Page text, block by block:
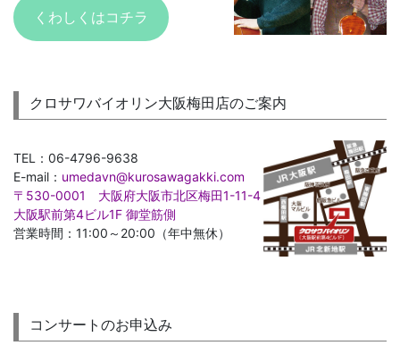
くわしくはコチラ
クロサワバイオリン大阪梅田店のご案内
TEL：06-4796-9638
E-mail： umedavn@kurosawagakki.com
〒530-0001 大阪府大阪市北区梅田1-11-4
大阪駅前第4ビル1F 御堂筋側
営業時間：11:00～20:00（年中無休）
コンサートのお申込み